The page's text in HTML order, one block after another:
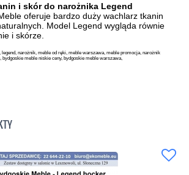
i skór do narożnika Legend
oferuje bardzo duży wachlarz tkanin
Model Legend wygląda równie
i skórze.
legend, narożnik, meble od ręki, meble warszawa, meble promocja, narożnik
bydgoskie meble niskie ceny, bydgoskie meble warszawa,